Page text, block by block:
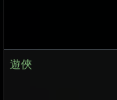
遊俠